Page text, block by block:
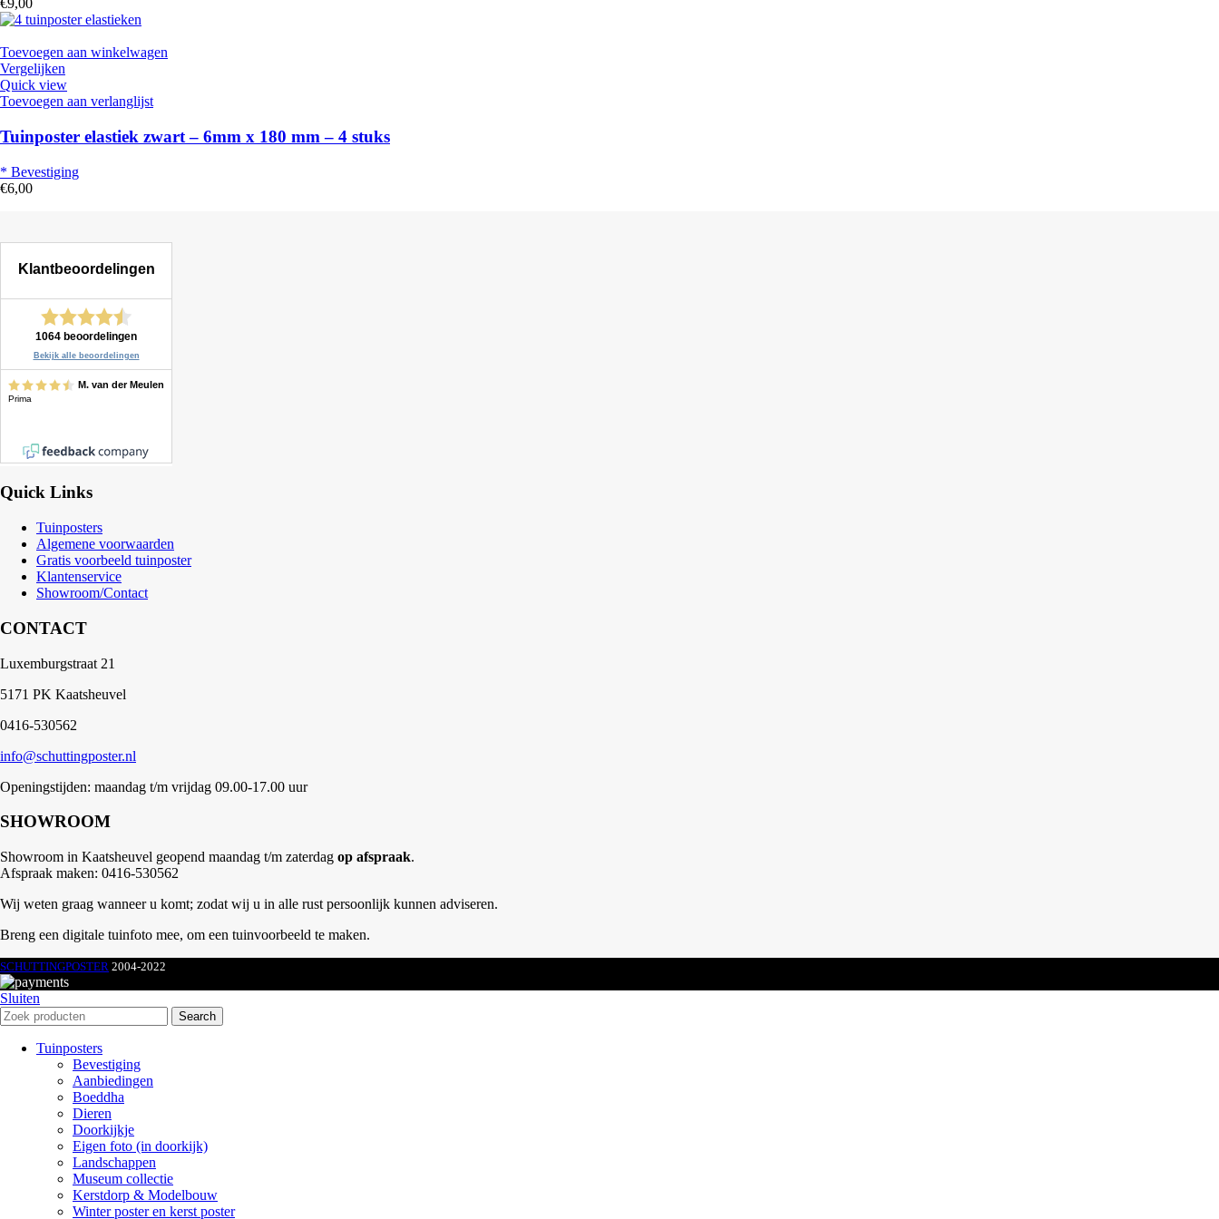
€9,00
Toevoegen aan winkelwagen
Vergelijken
Quick view
Toevoegen aan verlanglijst
Tuinposter elastiek zwart – 6mm x 180 mm – 4 stuks
* Bevestiging
€6,00
Quick Links
Tuinposters
Algemene voorwaarden
Gratis voorbeeld tuinposter
Klantenservice
Showroom/Contact
CONTACT
Luxemburgstraat 21
5171 PK Kaatsheuvel
0416-530562
info@schuttingposter.nl
Openingstijden: maandag t/m vrijdag 09.00-17.00 uur
SHOWROOM
Showroom in Kaatsheuvel geopend maandag t/m zaterdag op afspraak.
Afspraak maken: 0416-530562
Wij weten graag wanneer u komt; zodat wij u in alle rust persoonlijk kunnen adviseren.
Breng een digitale tuinfoto mee, om een tuinvoorbeeld te maken.
SCHUTTINGPOSTER 2004-2022
Sluiten
Search
Tuinposters
Bevestiging
Aanbiedingen
Boeddha
Dieren
Doorkijkje
Eigen foto (in doorkijk)
Landschappen
Museum collectie
Kerstdorp & Modelbouw
Winter poster en kerst poster